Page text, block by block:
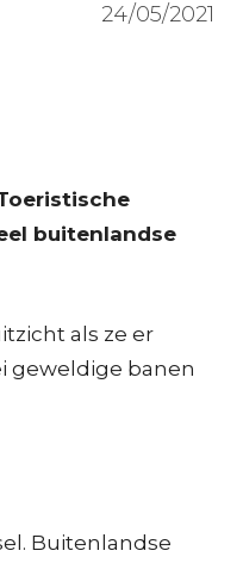
24/05/2021
buitenlandse
als ze er
geweldige banen
Buitenlandse